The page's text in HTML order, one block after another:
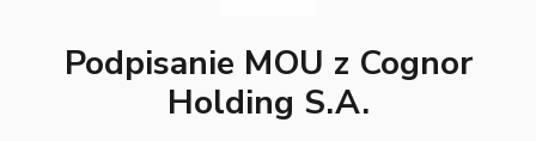
Podpisanie MOU z Cognor
Holding S.A.